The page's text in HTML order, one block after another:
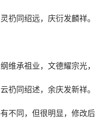
礽同绍远，庆衍发麟祥。
维承祖业，文德耀宗光，
礽同绍述，余庆发新祥。
不同，但很明显，修改后